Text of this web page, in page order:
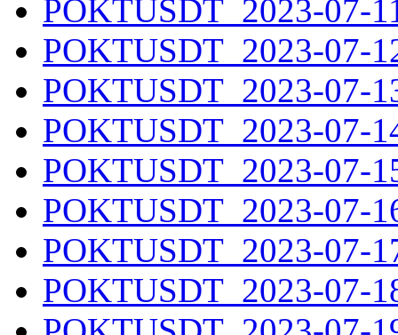
POKTUSDT_2023-07-
POKTUSDT_2023-07-
POKTUSDT_2023-07-
POKTUSDT_2023-07-
POKTUSDT_2023-07-
POKTUSDT_2023-07-
POKTUSDT_2023-07-
POKTUSDT_2023-07-